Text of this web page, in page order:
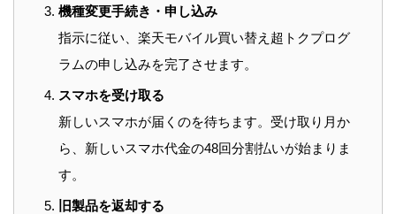
機種変更手続き・申し込み
指示に従い、楽天モバイル買い替え超トクプログ
ラムの申し込みを完了させます。
スマホを受け取る
新しいスマホが届くのを待ちます。受け取り月か
ら、新しいスマホ代金の48回分割払いが始まりま
す。
旧製品を返却する